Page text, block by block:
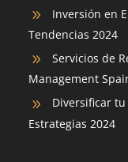
9
Inversión en
Tendencias 2024
9
Servicios de
Management
9
Diversificar
Estrategias 2024